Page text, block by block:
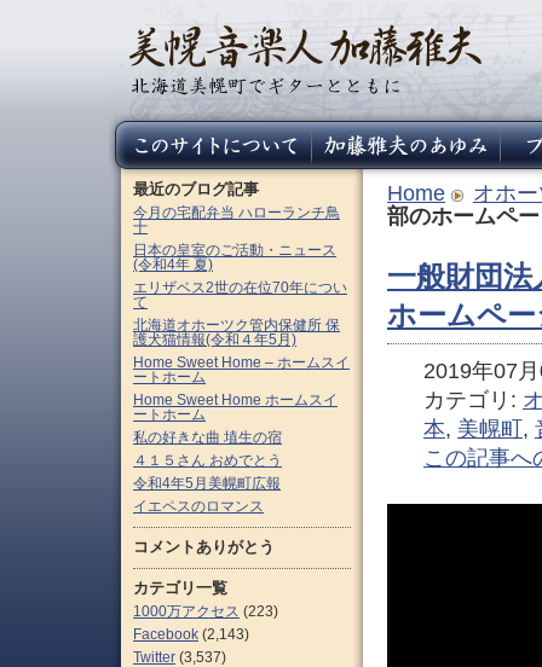
Home
オホ
部のホームペ
一般財団
ホームペ
2019年07
カテゴリ:
本, 美幌町 ,
この記事へ
最近のブログ記事
今月の宅配弁当 ハローランチ鳥
十
日本の皇室のご活動・ニュース
(令和4年 夏)
エリザベス2世の在位70年につい
て
北海道オホーツク管内保健所 保
護犬猫情報(令和４年5月)
Home Sweet Home – ホームスイ
ートホーム
Home Sweet Home ホームスイ
ートホーム
私の好きな曲 埴生の宿
４１５さん おめでとう
令和4年5月美幌町広報
イエペスのロマンス
コメントありがとう
カテゴリ一覧
1000万アクセス (223)
Facebook (2,143)
Twitter (3,537)